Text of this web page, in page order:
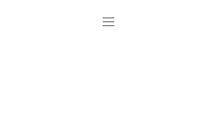
关于博主
o